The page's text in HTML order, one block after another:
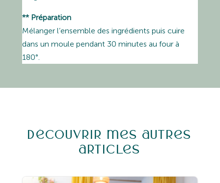
** Préparation
Mélanger l’ensemble des ingrédients puis cuire
dans un moule pendant 30 minutes au four à
180°.
Découvrir mes autres
articles